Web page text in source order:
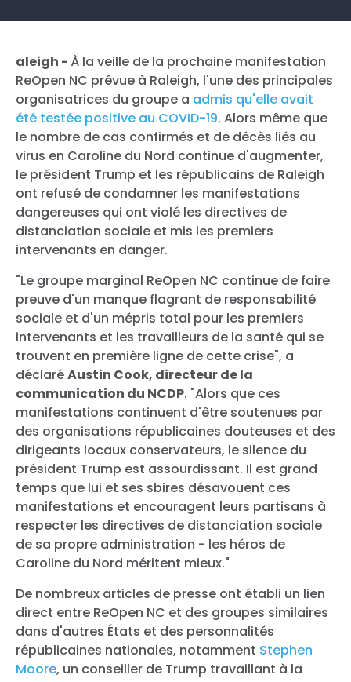
aleigh - À la veille de la prochaine manifestation
ReOpen NC prévue à Raleigh, l'une des principales
organisatrices du groupe a admis qu'elle avait
été testée positive au COVID-19. Alors même que
le nombre de cas confirmés et de décès liés au
virus en Caroline du Nord continue d'augmenter,
le président Trump et les républicains de Raleigh
ont refusé de condamner les manifestations
dangereuses qui ont violé les directives de
distanciation sociale et mis les premiers
intervenants en danger.
"Le groupe marginal ReOpen NC continue de faire
preuve d'un manque flagrant de responsabilité
sociale et d'un mépris total pour les premiers
intervenants et les travailleurs de la santé qui se
trouvent en première ligne de cette crise", a
déclaréAustin Cook, directeur de la
communication du NCDP. "Alors que ces
manifestations continuent d'être soutenues par
des organisations républicaines douteuses et des
dirigeants locaux conservateurs, le silence du
président Trump est assourdissant. Il est grand
temps que lui et ses sbires désavouent ces
manifestations et encouragent leurs partisans à
respecter les directives de distanciation sociale
de sa propre administration - les héros de
Caroline du Nord méritent mieux."
De nombreux articles de presse ont établi un lien
direct entre ReOpen NC et des groupes similaires
dans d'autres États et des personnalités
républicaines nationales, notamment Stephen
Moore, un conseiller de Trump travaillant à la